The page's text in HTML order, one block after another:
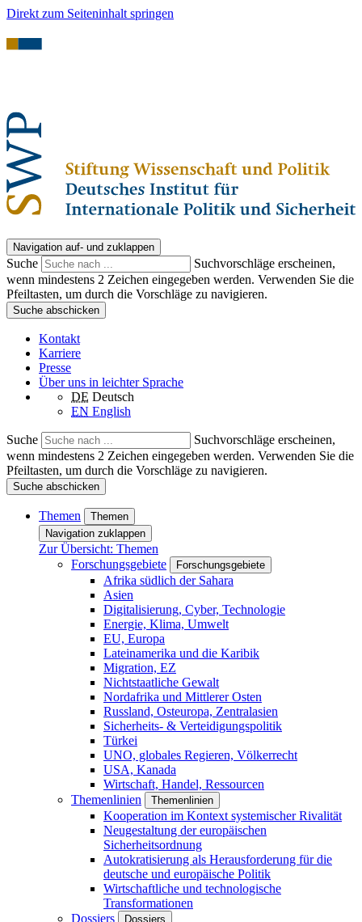
Direkt zum Seiteninhalt springen
Navigation auf- und zuklappen
Suche
Suchvorschläge erscheinen,
wenn mindestens 2 Zeichen eingegeben werden. Verwenden Sie die
Pfeiltasten, um durch die Vorschläge zu navigieren.
Suche abschicken
Kontakt
Karriere
Presse
Über uns in leichter Sprache
DE Deutsch
EN English
Suche
Suchvorschläge erscheinen,
wenn mindestens 2 Zeichen eingegeben werden. Verwenden Sie die
Pfeiltasten, um durch die Vorschläge zu navigieren.
Suche abschicken
Themen
Themen
Navigation zuklappen
Zur Übersicht: Themen
Forschungsgebiete
Forschungsgebiete
Afrika südlich der Sahara
Asien
Digitalisierung, Cyber, Technologie
Energie, Klima, Umwelt
EU, Europa
Lateinamerika und die Karibik
Migration, EZ
Nichtstaatliche Gewalt
Nordafrika und Mittlerer Osten
Russland, Osteuropa, Zentralasien
Sicherheits- & Verteidigungspolitik
Türkei
UNO, globales Regieren, Völkerrecht
USA, Kanada
Wirtschaft, Handel, Ressourcen
Themenlinien
Themenlinien
Kooperation im Kontext systemischer Rivalität
Neugestaltung der europäischen
Sicherheitsordnung
Autokratisierung als Herausforderung für die
deutsche und europäische Politik
Wirtschaftliche und technologische
Transformationen
Dossiers
Dossiers